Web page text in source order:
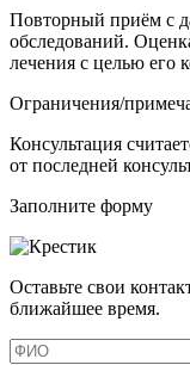
Повторный приём с
обследований.
лечения с целью его
Ограничения/
Консультация
от последней
Заполните форму
Оставьте свои
ближайшее время.